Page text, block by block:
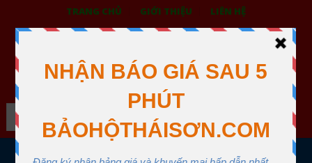
TRANG CHỦ GIỚI THIỆU LIÊN HỆ
BẢO HỘ LAO ĐỘNG THÁI SƠN
XƯỞNG MAY THÁI SƠN QUẬN 12
Search
MENU